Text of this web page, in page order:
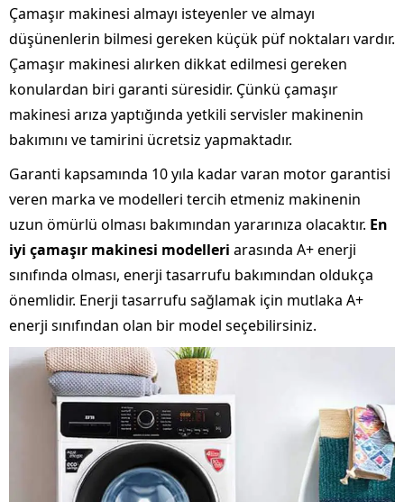
Çamaşır makinesi almayı isteyenler ve almayı
düşünenlerin bilmesi gereken küçük püf noktaları vardır.
Çamaşır makinesi alırken dikkat edilmesi gereken
konulardan biri garanti süresidir. Çünkü çamaşır
makinesi arıza yaptığında yetkili servisler makinenin
bakımını ve tamirini ücretsiz yapmaktadır.
Garanti kapsamında 10 yıla kadar varan motor garantisi
veren marka ve modelleri tercih etmeniz makinenin
uzun ömürlü olması bakımından yararınıza olacaktır. En
iyi çamaşır makinesi modelleri arasında A+ enerji
sınıfında olması, enerji tasarrufu bakımından oldukça
önemlidir. Enerji tasarrufu sağlamak için mutlaka A+
enerji sınıfından olan bir model seçebilirsiniz.